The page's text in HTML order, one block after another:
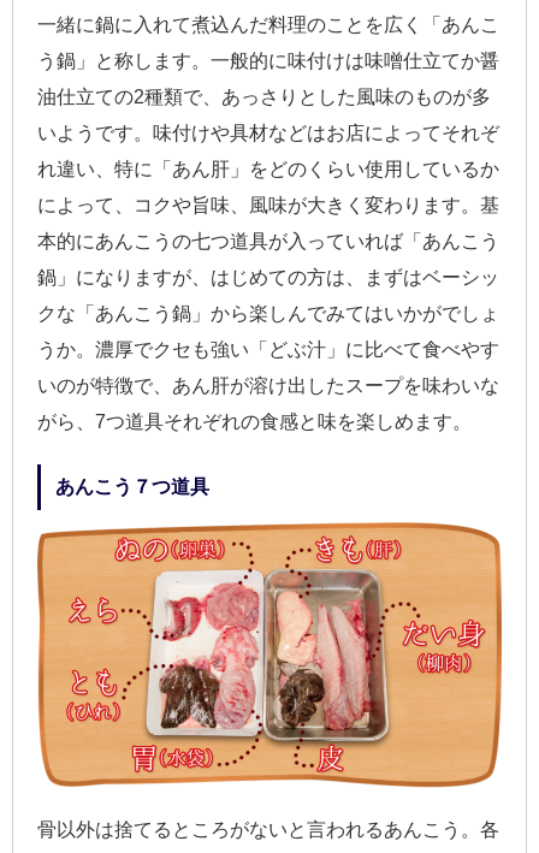
一緒に鍋に入れて煮込んだ料理のことを広く「あんこ
う鍋」と称します。一般的に味付けは味噌仕立てか醤
油仕立ての2種類で、あっさりとした風味のものが多
いようです。味付けや具材などはお店によってそれぞ
れ違い、特に「あん肝」をどのくらい使用しているか
によって、コクや旨味、風味が大きく変わります。基
本的にあんこうの七つ道具が入っていれば「あんこう
鍋」になりますが、はじめての方は、まずはベーシッ
クな「あんこう鍋」から楽しんでみてはいかがでしょ
うか。濃厚でクセも強い「どぶ汁」に比べて食べやす
いのが特徴で、あん肝が溶け出したスープを味わいな
がら、7つ道具それぞれの食感と味を楽しめます。
あんこう７つ道具
骨以外は捨てるところがないと言われるあんこう。各